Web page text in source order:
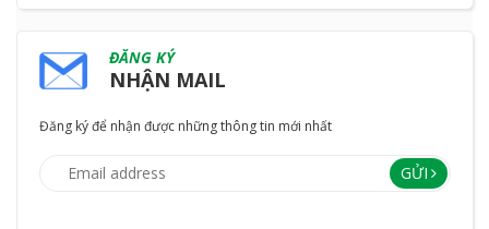
ĐĂNG KÝ
NHẬN MAIL
Đăng ký để nhận được những thông tin mới nhất
GỬI